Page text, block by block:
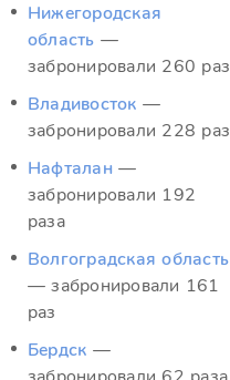
Нижегородская
область —
забронировали 260 раз
Владивосток —
забронировали 228 раз
Нафталан —
забронировали 192
раза
Волгоградская область
— забронировали 161
раз
Бердск —